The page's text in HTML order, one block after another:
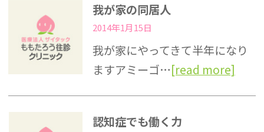
我が家の同居人
2014年1月15日
我が家にやってきて半年になり
ますアミーゴ…[read more]
認知症でも働く力